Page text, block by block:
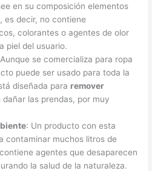
en su composición elementos
es decir, no contiene
colorantes o agentes de olor
piel del usuario.
se comercializa para ropa
puede ser usado para toda la
diseñada para remover
dañar las prendas, por muy
: Un producto con esta
contaminar muchos litros de
agentes que desaparecen
la salud de la naturaleza.